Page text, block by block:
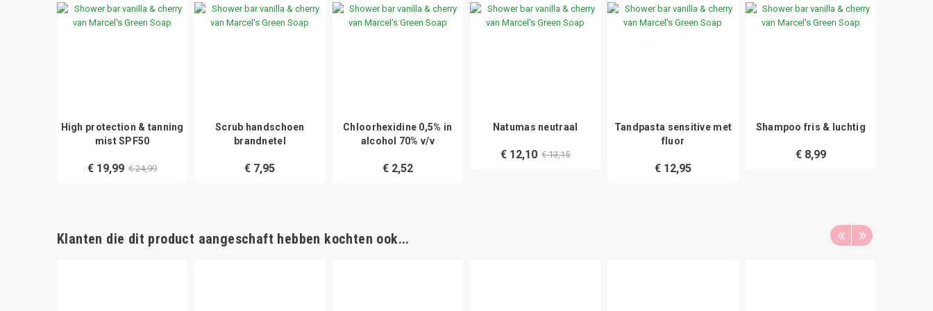
High protection & tanning
mist SPF50
€ 19,99 € 24,99
Scrub handschoen
brandnetel
€ 7,95
Chloorhexidine 0,5% in
alcohol 70% v/v
€ 2,52
Natumas neutraal
€ 12,10 € 13,15
Tandpasta sensitive met
fluor
€ 12,95
Shampoo fris & luchtig
€ 8,99
Klanten die dit product aangeschaft hebben kochten ook...